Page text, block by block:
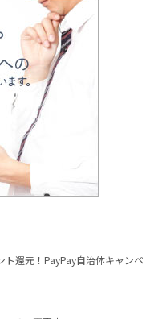
ト還元！PayPay自治体キャンペ